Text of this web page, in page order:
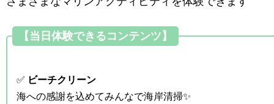
【当日体験できるコンテンツ】
✅ ビーチクリーン
海への感謝を込めてみんなで海岸清掃✨